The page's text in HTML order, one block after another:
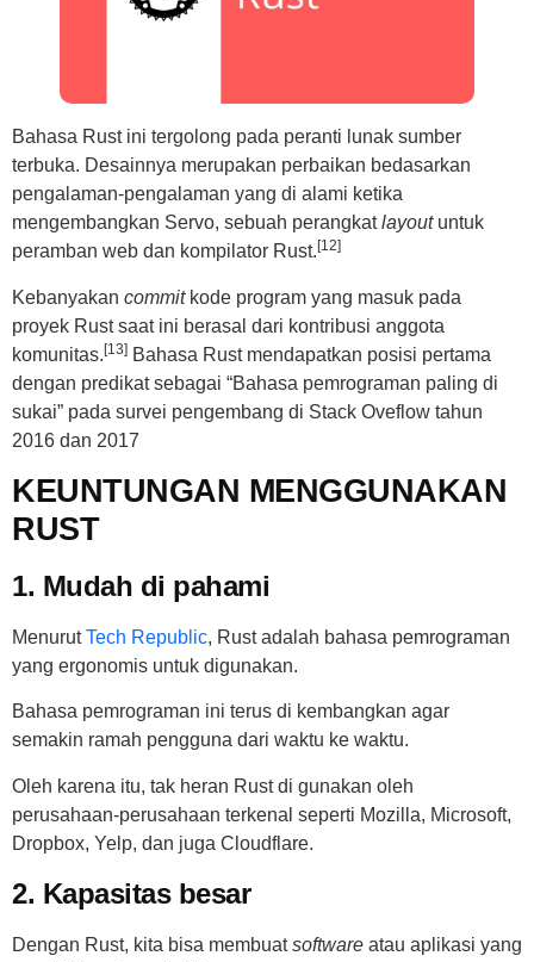
Bahasa Rust ini tergolong pada peranti lunak sumber
terbuka. Desainnya merupakan perbaikan bedasarkan
pengalaman-pengalaman yang di alami ketika
mengembangkan Servo, sebuah perangkatlayoutuntuk
peramban web dan kompilator Rust. [12]
Kebanyakan commitkode program yang masuk pada
proyek Rust saat ini berasal dari kontribusi anggota
komunitas.[13] Bahasa Rust mendapatkan posisi pertama
dengan predikat sebagai “Bahasa pemrograman paling di
sukai” pada survei pengembang di Stack Oveflow tahun
2016 dan 2017
KEUNTUNGAN MENGGUNAKAN
RUST
1. Mudah di pahami
MenurutTech Republic, Rust adalah bahasa pemrograman
yang ergonomis untuk digunakan.
Bahasa pemrograman ini terus di kembangkan agar
semakin ramah pengguna dari waktu ke waktu.
Oleh karena itu, tak heran Rust di gunakan oleh
perusahaan-perusahaan terkenal seperti Mozilla, Microsoft,
Dropbox, Yelp, dan juga Cloudflare.
2. Kapasitas besar
Dengan Rust, kita bisa membuatsoftware atau aplikasi yang